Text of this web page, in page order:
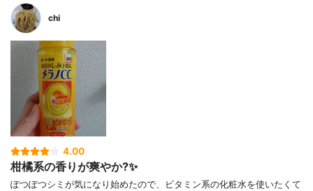
chi
4.00
柑橘系の香りが爽やか?✨
ぽつぽつシミが気になり始めたので、ビタミン系の化粧水を使いたくて